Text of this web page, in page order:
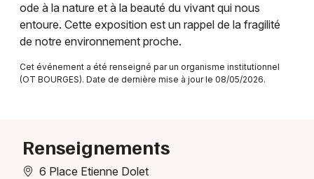
Cinéma dans le Cher
Cinéma dans le Centre
Cinéma dans le Centre-Val de Loire
Newsletter des sorties
ode à la nature et à la beauté du vivant qui nous
entoure. Cette exposition est un rappel de la fragilité
de notre environnement proche.
Cet événement a été renseigné par un organisme institutionnel
(OT BOURGES). Date de dernière mise à jour le 08/05/2026.
Renseignements
6 Place Etienne Dolet